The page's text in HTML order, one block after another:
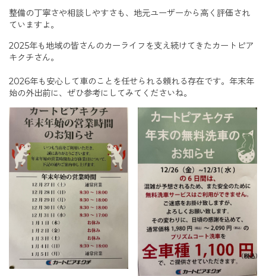
整備の丁寧さや相談しやすさも、地元ユーザーから高く評価され
ていますよ。
2025年も地域の皆さんのカーライフを支え続けてきたカートピア
キクチさん。
2026年も安心して車のことを任せられる頼れる存在です。年末年
始の外出前に、ぜひ参考にしてみてくださいね。